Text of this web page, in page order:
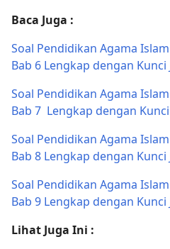
Baca Juga :
Soal Pendidikan Agama
Bab 6 Lengkap dengan Kunci
Soal Pendidikan Agama
Bab 7 Lengkap dengan
Soal Pendidikan Agama
Bab 8 Lengkap dengan Kunci
Soal Pendidikan Agama
Bab 9 Lengkap dengan Kunci
Lihat Juga Ini :